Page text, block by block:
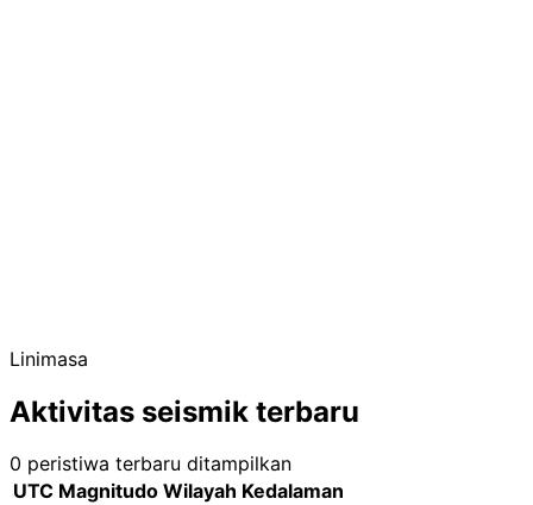
Linimasa
Aktivitas seismik terbaru
0 peristiwa terbaru ditampilkan
UTC Magnitudo Wilayah Kedalaman